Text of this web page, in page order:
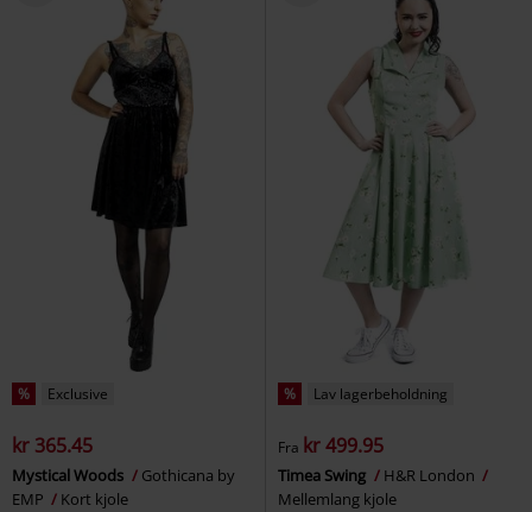
% Exclusive
kr 365.45
Mystical Woods
Gothicana by
EMP
Kort kjole
% Lav lagerbeholdning
Fra kr 499.95
Timea Swing
H&R London
Mellemlang kjole